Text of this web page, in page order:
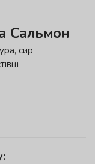
Сальмон
сир